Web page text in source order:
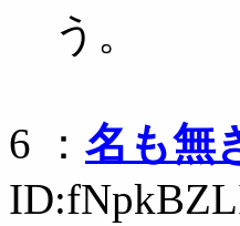
う。
6 ： 名も無